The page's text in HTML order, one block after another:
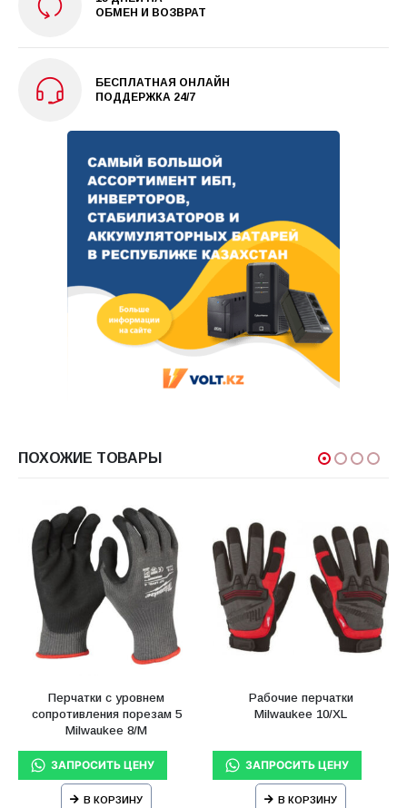
ОБМЕН И ВОЗВРАТ
БЕСПЛАТНАЯ ОНЛАЙН
ПОДДЕРЖКА 24/7
ПОХОЖИЕ ТОВАРЫ
Перчатки с уровнем
сопротивления порезам 5
Milwaukee 8/M
В КОРЗИНУ
Рабочие перчатки
Milwaukee 10/XL
В КОРЗИНУ